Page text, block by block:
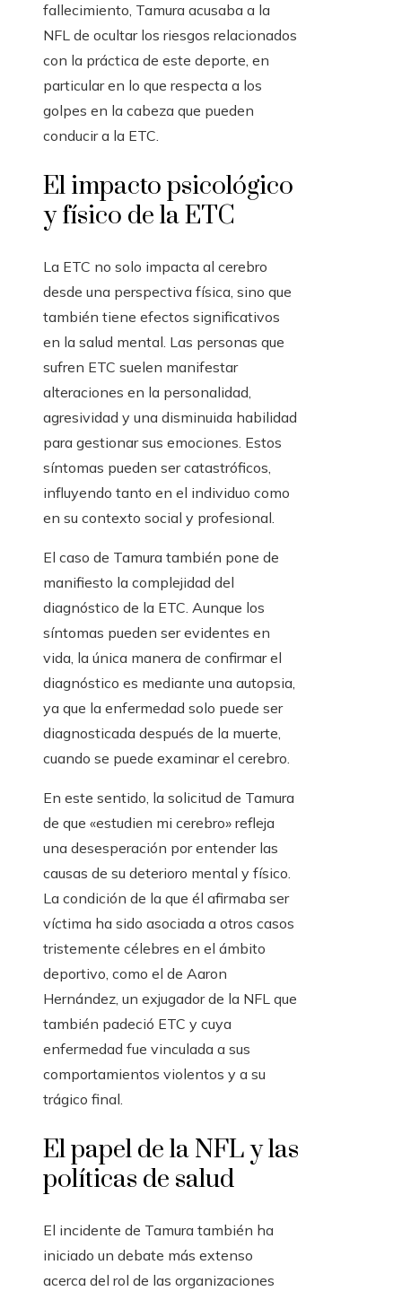
fallecimiento, Tamura acusaba a la
NFL de ocultar los riesgos relacionados
con la práctica de este deporte, en
particular en lo que respecta a los
golpes en la cabeza que pueden
conducir a la ETC.
El impacto psicológico
y físico de la ETC
La ETC no solo impacta al cerebro
desde una perspectiva física, sino que
también tiene efectos significativos
en la salud mental. Las personas que
sufren ETC suelen manifestar
alteraciones en la personalidad,
agresividad y una disminuida habilidad
para gestionar sus emociones. Estos
síntomas pueden ser catastróficos,
influyendo tanto en el individuo como
en su contexto social y profesional.
El caso de Tamura también pone de
manifiesto la complejidad del
diagnóstico de la ETC. Aunque los
síntomas pueden ser evidentes en
vida, la única manera de confirmar el
diagnóstico es mediante una autopsia,
ya que la enfermedad solo puede ser
diagnosticada después de la muerte,
cuando se puede examinar el cerebro.
En este sentido, la solicitud de Tamura
de que «estudien mi cerebro» refleja
una desesperación por entender las
causas de su deterioro mental y físico.
La condición de la que él afirmaba ser
víctima ha sido asociada a otros casos
tristemente célebres en el ámbito
deportivo, como el de Aaron
Hernández, un exjugador de la NFL que
también padeció ETC y cuya
enfermedad fue vinculada a sus
comportamientos violentos y a su
trágico final.
El papel de la NFL y las
políticas de salud
El incidente de Tamura también ha
iniciado un debate más extenso
acerca del rol de las organizaciones